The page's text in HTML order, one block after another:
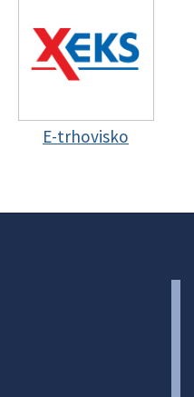
E-trhovisko